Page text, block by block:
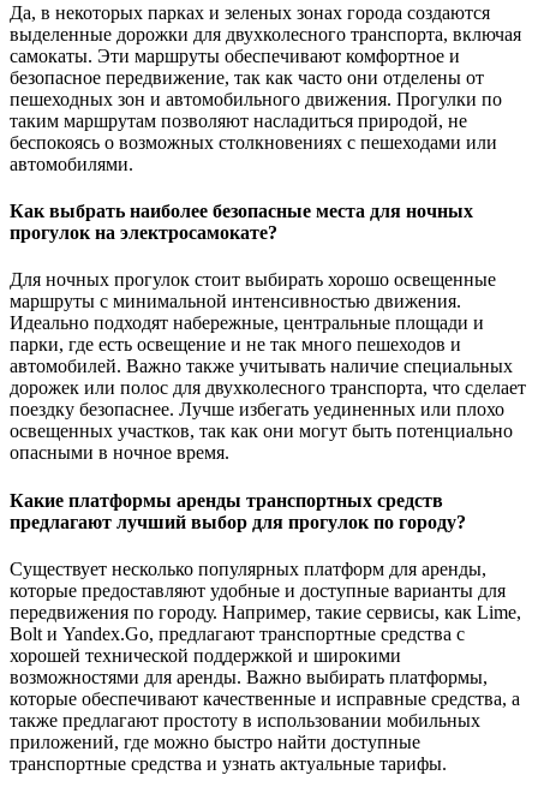
Да, в некоторых парках и зеленых зонах города создаются
выделенные дорожки для двухколесного транспорта, включая
самокаты. Эти маршруты обеспечивают комфортное и
безопасное передвижение, так как часто они отделены от
пешеходных зон и автомобильного движения. Прогулки по
таким маршрутам позволяют насладиться природой, не
беспокоясь о возможных столкновениях с пешеходами или
автомобилями.
Как выбрать наиболее безопасные места для ночных
прогулок на электросамокате?
Для ночных прогулок стоит выбирать хорошо освещенные
маршруты с минимальной интенсивностью движения.
Идеально подходят набережные, центральные площади и
парки, где есть освещение и не так много пешеходов и
автомобилей. Важно также учитывать наличие специальных
дорожек или полос для двухколесного транспорта, что сделает
поездку безопаснее. Лучше избегать уединенных или плохо
освещенных участков, так как они могут быть потенциально
опасными в ночное время.
Какие платформы аренды транспортных средств
предлагают лучший выбор для прогулок по городу?
Существует несколько популярных платформ для аренды,
которые предоставляют удобные и доступные варианты для
передвижения по городу. Например, такие сервисы, как Lime,
Bolt и Yandex.Go, предлагают транспортные средства с
хорошей технической поддержкой и широкими
возможностями для аренды. Важно выбирать платформы,
которые обеспечивают качественные и исправные средства, а
также предлагают простоту в использовании мобильных
приложений, где можно быстро найти доступные
транспортные средства и узнать актуальные тарифы.